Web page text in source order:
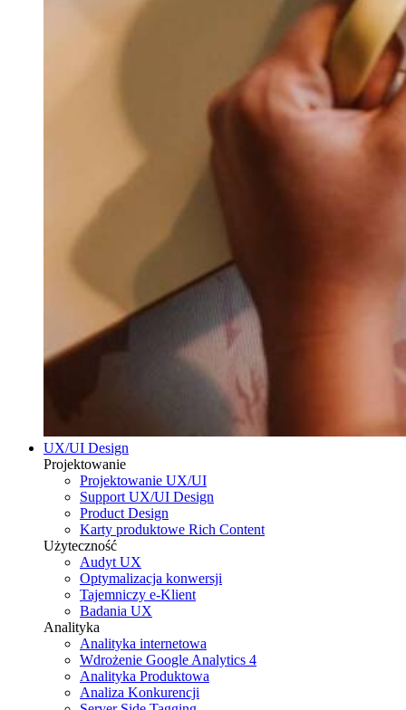
UX/UI Design
Projektowanie
Projektowanie UX/UI
Support UX/UI Design
Product Design
Karty produktowe Rich Content
Użyteczność
Audyt UX
Optymalizacja konwersji
Tajemniczy e-Klient
Badania UX
Analityka
Analityka internetowa
Wdrożenie Google Analytics 4
Analityka Produktowa
Analiza Konkurencji